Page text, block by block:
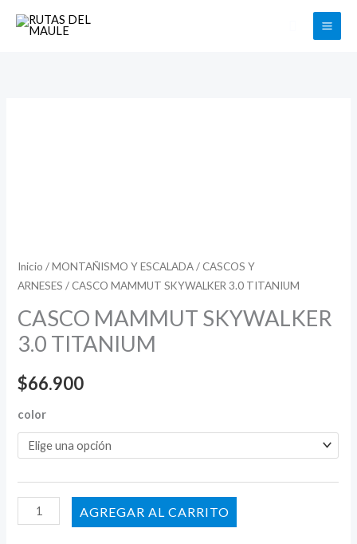
Buscar
Inicio /MONTAÑISMO Y ESCALADA/ CASCOS Y
ARNESES / CASCO MAMMUT SKYWALKER 3.0 TITANIUM
CASCO MAMMUT SKYWALKER
3.0 TITANIUM
$66.900
color
AÑADIR AL CARRITO